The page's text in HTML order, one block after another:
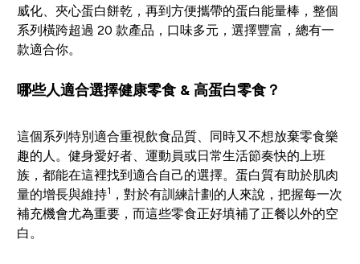
威化、夾心蛋白餅乾，再到方便攜帶的蛋白能量棒，整個
系列橫跨超過 20 款產品，口味多元，選擇豐富，總有一
款適合你。
哪些人適合選擇健康零食 & 高蛋白零食？
這個系列特別適合重視飲食品質、同時又不想放棄零食樂
趣的人。健身愛好者、運動員或日常生活節奏快的上班
族，都能在這裡找到適合自己的選擇。蛋白質有助於肌肉
量的增長與維持1 ，對於有訓練計劃的人來說，把握每一次
補充機會尤為重要，而這些零食正好填補了正餐以外的空
白。